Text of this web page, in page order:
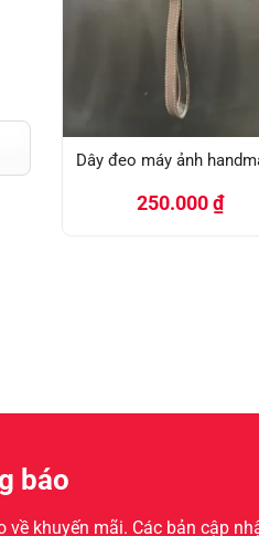
Dây đeo máy ảnh
250.000₫
báo
khuyến mãi. Các bản cập